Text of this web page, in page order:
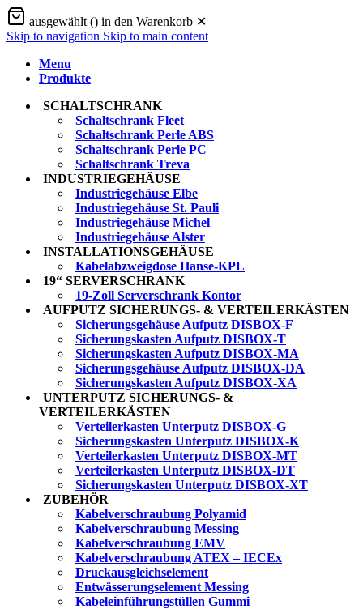
ausgewählt () in den Warenkorb ✕
Skip to navigation Skip to main content
Menu
Produkte
SCHALTSCHRANK
Schaltschrank Fleet
Schaltschrank Perle ABS
Schaltschrank Perle PC
Schaltschrank Treva
INDUSTRIEGEHÄUSE
Industriegehäuse Elbe
Industriegehäuse St. Pauli
Industriegehäuse Michel
Industriegehäuse Alster
INSTALLATIONSGEHÄUSE
Kabelabzweigdose Hanse-KPL
19“ SERVERSCHRANK
19-Zoll Serverschrank Kontor
AUFPUTZ SICHERUNGS- & VERTEILERKÄSTEN
Sicherungsgehäuse Aufputz DISBOX-F
Sicherungskasten Aufputz DISBOX-T
Sicherungskasten Aufputz DISBOX-MA
Sicherungsgehäuse Aufputz DISBOX-DA
Sicherungskasten Aufputz DISBOX-XA
UNTERPUTZ SICHERUNGS- &
VERTEILERKÄSTEN
Verteilerkasten Unterputz DISBOX-G
Sicherungskasten Unterputz DISBOX-K
Verteilerkasten Unterputz DISBOX-MT
Verteilerkasten Unterputz DISBOX-DT
Sicherungskasten Unterputz DISBOX-XT
ZUBEHÖR
Kabelverschraubung Polyamid
Kabelverschraubung Messing
Kabelverschraubung EMV
Kabelverschraubung ATEX – IECEx
Druckausgleichselement
Entwässerungselement Messing
Kabeleinführungstüllen Gummi